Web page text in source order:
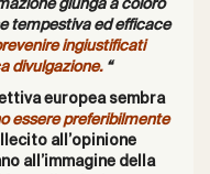
giunga a coloro
tempestiva ed efficace
ingiustificati
divulgazione.“
europea sembra
essere preferibilmente
all’opinione
all’immagine della